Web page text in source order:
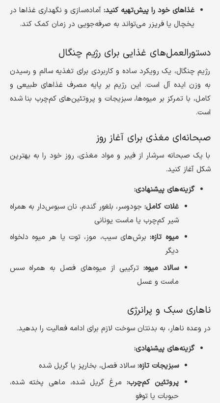
غذاهای خود را پیش‌تهیه کنید: آماده‌سازی و نگهداری غذاها در
یخچال یا فریزر می‌تواند به صرفه‌جویی در زمان کمک کند.
دستورالعمل‌های غذایی برای رژیم چنگال
رژیم چنگال، یک رویکرد ساده و کاربردی برای تغذیه سالم و رسیدن
به وزن ایده آل است. این رژیم بر پایه مصرف غذاهای طبیعی و
کامل، با تمرکز بر میوه‌ها، سبزیجات و پروتئین‌های کم‌چرب بنا شده
است.
صبحانه‌ای مغذی برای آغاز روز
با یک صبحانه سرشار از فیبر و مواد مغذی، روز خود را به بهترین
شکل آغاز کنید.
گزینه‌های پیشنهادی:
غلات کامل:جودوسر، بلغور گندم، نان سبوس‌دار به همراه
شیر کم‌چرب یا ماست یونانی
میوه تازه:برش‌های سیب، موز، توت یا هر میوه دلخواه
دیگر
سالاد میوه:ترکیبی از میوه‌های فصل به همراه سس
ماست و عسل
ناهاری سبک و پرانرژی
در وعده ناهار، به بدنتان سوخت لازم برای ادامه فعالیت را بدهید.
گزینه‌های پیشنهادی:
سبزیجات تازه: سالاد فصل، بخارپز یا گریل شده
پروتئین کم‌چرب: مرغ گریل شده، ماهی پخته شده،
حبوبات یا توفو